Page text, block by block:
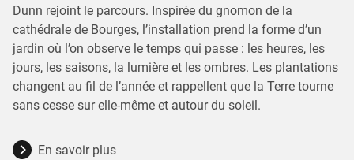
Dunn rejoint le parcours. Inspirée du gnomon de la
cathédrale de Bourges, l’installation prend la forme d’un
jardin où l’on observe le temps qui passe : les heures, les
jours, les saisons, la lumière et les ombres. Les plantations
changent au fil de l’année et rappellent que la Terre tourne
sans cesse sur elle-même et autour du soleil.
En savoir plus